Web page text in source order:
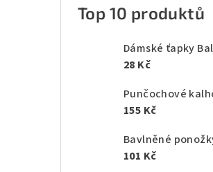
Top 10 produktů
Dámské ťapky
28 Kč
Punčochové
155 Kč
Bavlněné
101 Kč